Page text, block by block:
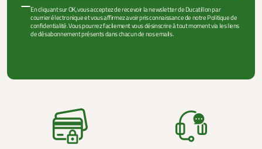
En cliquant sur OK, vous acceptez de recevoir la newsletter de Ducatillon par
courrier électronique et vous affirmez avoir pris connaissance de notre Politique de
confidentialité. Vous pourrez facilement vous désinscrire à tout moment via les liens
de désabonnement présents dans chacun de nos emails.